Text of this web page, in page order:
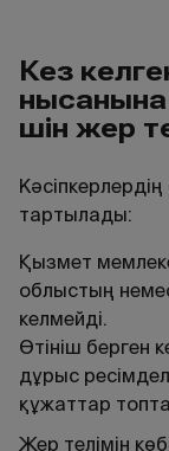
Кез
нысанына
үшін жер
тартылады:
Қызмет
облыстың
келмейді.
Өтініш берген
дұрыс
құжаттар
Жер телімін